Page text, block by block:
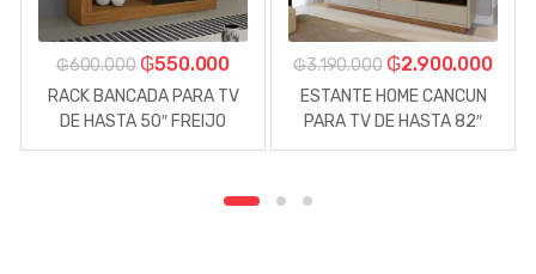
₲600.000 ₲550.000
RACK BANCADA PARA TV
DE HASTA 50″ FREIJO
NEGRO.
₲3.190.000 ₲2.900.000
ESTANTE HOME CANCUN
PARA TV DE HASTA 82″
FREIJO OFF WHITE